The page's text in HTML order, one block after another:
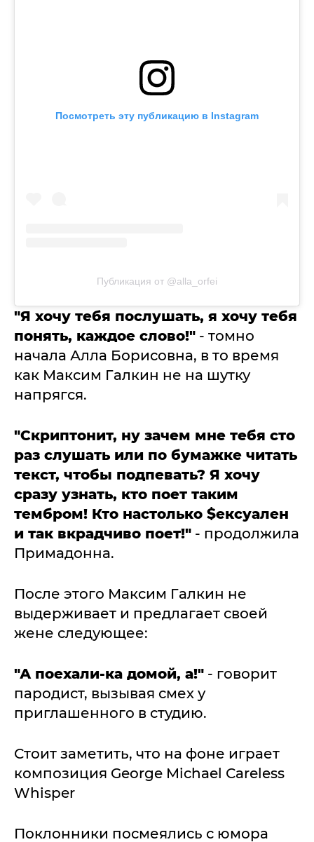
Посмотреть эту публикацию в Instagram
Публикация от @alla_orfei
"Я хочу тебя послушать, я хочу тебя
понять, каждое слово!" - томно
начала Алла Борисовна, в то время
как Максим Галкин не на шутку
напрягся.
"Скриптонит, ну зачем мне тебя сто
раз слушать или по бумажке читать
текст, чтобы подпевать? Я хочу
сразу узнать, кто поет таким
тембром! Кто настолько $ексуален
и так вкрадчиво поет!" - продолжила
Примадонна.
После этого Максим Галкин не
выдерживает и предлагает своей
жене следующее:
"А поехали-ка домой, а!" - говорит
пародист, вызывая смех у
приглашенного в студию.
Стоит заметить, что на фоне играет
композиция George Michael Сareless
Whisper
Поклонники посмеялись с юмора